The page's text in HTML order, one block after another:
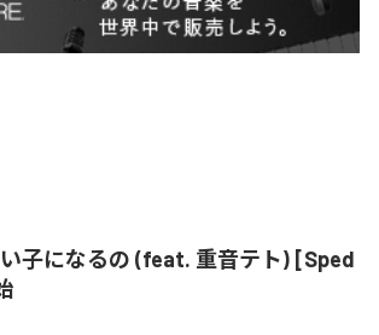
い子になるの (feat. 重音テト) [Sped